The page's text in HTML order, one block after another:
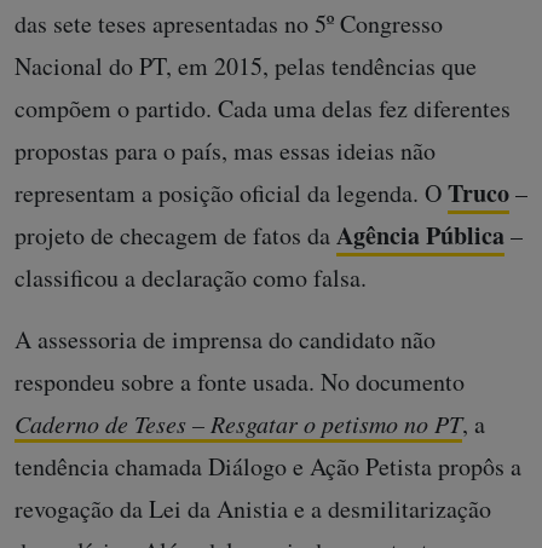
das sete teses apresentadas no 5º Congresso
Nacional do PT, em 2015, pelas tendências que
compõem o partido. Cada uma delas fez diferentes
propostas para o país, mas essas ideias não
representam a posição oficial da legenda. OTruco–
projeto de checagem de fatos daAgência Pública–
classificou a declaração como falsa.
A assessoria de imprensa do candidato não
respondeu sobre a fonte usada. No documento
Caderno de Teses – Resgatar o petismo no PT, a
tendência chamada Diálogo e Ação Petista propôs a
revogação da Lei da Anistia e a desmilitarização